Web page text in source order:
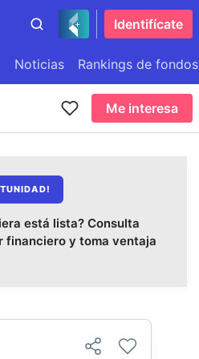
Identifícate
Noticias Rankings de fondos
Me interesa
está lista? Consulta
financiero y toma ventaja